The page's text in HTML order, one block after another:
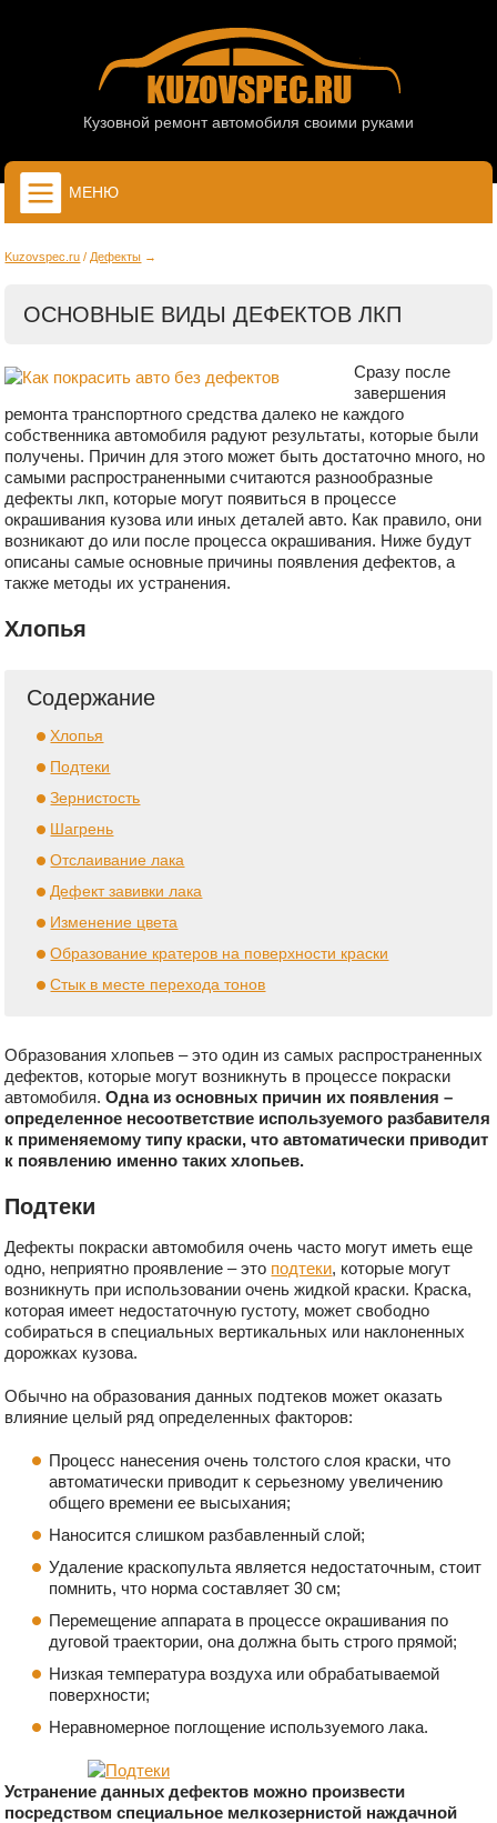
Кузовной ремонт автомобиля своими руками
Kuzovspec.ru Дефекты
ОСНОВНЫЕ ВИДЫ ДЕФЕКТОВ ЛКП
Сразу после
завершения
ремонта транспортного средства далеко не каждого
собственника автомобиля радуют результаты, которые были
получены. Причин для этого может быть достаточно много, но
самыми распространенными считаются разнообразные
дефекты лкп, которые могут появиться в процессе
окрашивания кузова или иных деталей авто. Как правило, они
возникают до или после процесса окрашивания. Ниже будут
описаны самые основные причины появления дефектов, а
также методы их устранения.
Хлопья
Содержание
Хлопья
Подтеки
Зернистость
Шагрень
Отслаивание лака
Дефект завивки лака
Изменение цвета
Образование кратеров на поверхности краски
Стык в месте перехода тонов
Образования хлопьев – это один из самых распространенных
дефектов, которые могут возникнуть в процессе покраски
автомобиля.Одна из основных причин их появления –
определенное несоответствие используемого разбавителя
к применяемому типу краски, что автоматически приводит
к появлению именно таких хлопьев.
Подтеки
Дефекты покраски автомобиля очень часто могут иметь еще
одно, неприятно проявление – это подтеки, которые могут
возникнуть при использовании очень жидкой краски. Краска,
которая имеет недостаточную густоту, может свободно
собираться в специальных вертикальных или наклоненных
дорожках кузова.
Обычно на образования данных подтеков может оказать
влияние целый ряд определенных факторов:
Процесс нанесения очень толстого слоя краски, что
автоматически приводит к серьезному увеличению
общего времени ее высыхания;
Наносится слишком разбавленный слой;
Удаление краскопульта является недостаточным, стоит
помнить, что норма составляет 30 см;
Перемещение аппарата в процессе окрашивания по
дуговой траектории, она должна быть строго прямой;
Низкая температура воздуха или обрабатываемой
поверхности;
Неравномерное поглощение используемого лака.
Устранение данных дефектов можно произвести
посредством специальное мелкозернистой наждачной
МЕНЮ